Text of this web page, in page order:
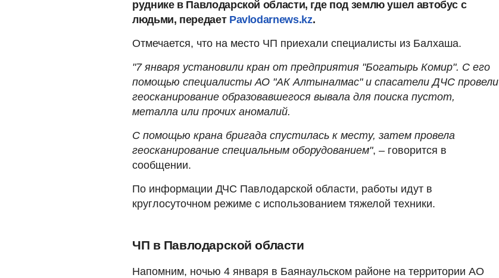
руднике в Павлодарской области, где под землю ушел автобус с
людьми, передает Pavlodarnews.kz.
Отмечается, что на место ЧП приехали специалисты из Балхаша.
"7 января установили кран от предприятия "Богатырь Комир". С его
помощью специалисты АО "АК Алтыналмас" и спасатели ДЧС провели
геосканирование образовавшегося вывала для поиска пустот,
металла или прочих аномалий.
С помощью крана бригада спустилась к месту, затем провела
геосканирование специальным оборудованием", – говорится в
сообщении.
По информации ДЧС Павлодарской области, работы идут в
круглосуточном режиме с использованием тяжелой техники.
ЧП в Павлодарской области
Напомним, ночью 4 января в Баянаульском районе на территории АО